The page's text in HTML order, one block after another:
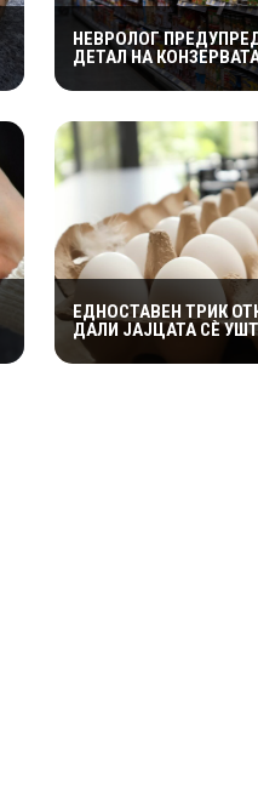
НЕВРОЛОГ
ДЕТАЛ НА
ОТКРИЕ
– СИМПТОМИТЕ СЕ
ЕДНОСТАВЕН ТРИК
ДАЛИ ЈАЈЦАТА СÈ
ЗА ЈАДЕЊЕ